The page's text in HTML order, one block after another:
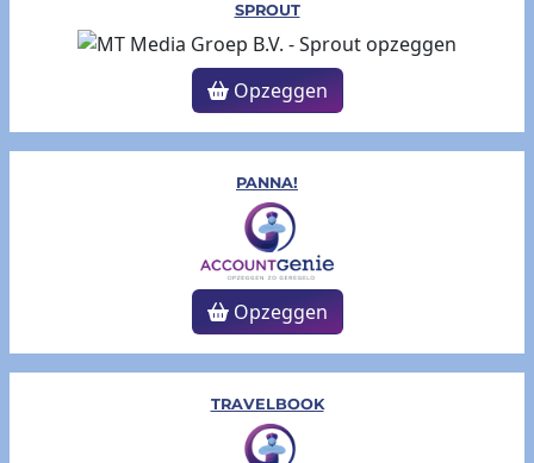
SPROUT
Opzeggen
PANNA!
Opzeggen
TRAVELBOOK